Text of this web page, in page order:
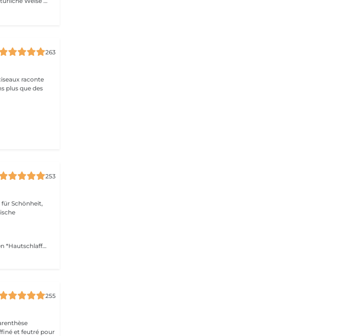
263
raconte
plus que des
253
Schönheit,
Microneedling behandelt : *Fahle Haut *Acnenarben *Hautschlaffheit *Kleine Fältchen und Falten *Pigment_, Alters_ und Schwangerschaftsflecken *Eliminiert die schwarzen Punkte *Verengt die Poren und glättet die Haut *Tiefgreifende Hydrierung *Aktiviert die Blutzirkulation *Aktiviert die Zellerneuerung *Besseres Einschleusen von Produkten *Revitalizierend *Regt den Heilungsprozess an Der Heilungprozess der Haut braucht 10-14 Tage, deshalb emphehlen wir den Kauf einer schützenden Creme und einer Spf50 Creme (Germaine di Capuccini) für die Pflege zu Hause. Um keine Pigmentflecken von den Sonnenstrahlen zu bekommen is Spf50 sehr wichtig. Kontraindikationen : *Schwanger, Stillen *Exzema, Psoriasis *Verbrennungen *Personen mit einer Krebserkrankung Post Microneedling : * Kein Wasser während 12 Stunden *Kein Make-up während 24-48 Stunden *Keine Sonne und Solarium während 2 WOCHEN *Kein Peeling und Laser während 2 WOCHEN
255